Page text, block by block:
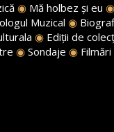
◉ Mă holbez și eu ◉
Muzical ◉
◉ Ediții de
◉ Sondaje ◉